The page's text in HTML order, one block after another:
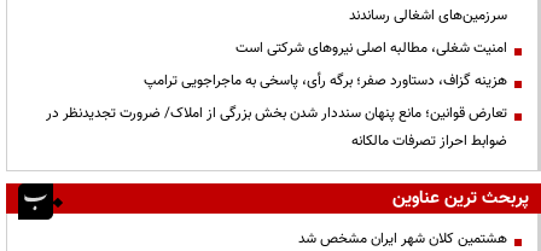
سرزمین‌های اشغالی رساندند
‌امنیت شغلی، مطالبه اصلی نیروهای شرکتی است
هزینه گزاف، دستاورد صفر؛ برگه رأی، پاسخی به ماجراجویی ترامپ
تعارض قوانین؛ مانع پنهان سنددار شدن بخش بزرگی از املاک/ ضرورت تجدیدنظر در
ضوابط احراز تصرفات مالکانه
پربحث ترین عناوین
هشتمین کلان شهر ایران مشخص شد